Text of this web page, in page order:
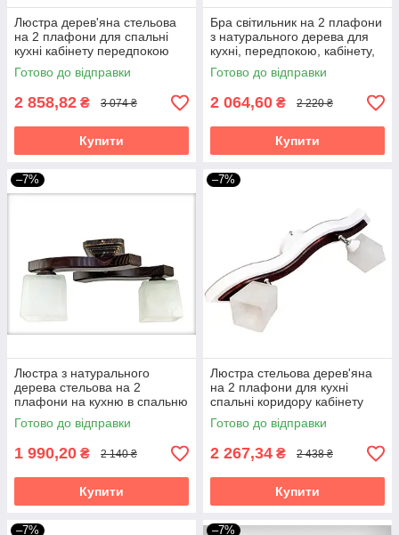
Люстра дерев'яна стельова
на 2 плафони для спальні
кухні кабінету передпокою
Ксена/2 венге-натуральна
Готово до відправки
2 858,82 ₴ 3 074 ₴
Купити
Бра світильник на 2 плафони
з натурального дерева для
кухні, передпокою, кабінету,
спальні Квадро/2
Готово до відправки
2 064,60 ₴ 2 220 ₴
Купити
–7%
Люстра з натурального
дерева стельова на 2
плафони на кухню в спальню
кабінет коридор кімнату
Хвилька/2 венге
Готово до відправки
1 990,20 ₴ 2 140 ₴
Купити
–7%
Люстра стельова дерев'яна
на 2 плафони для кухні
спальні коридору кабінету
кабінету передпокою Весна/2
біла-венге
Готово до відправки
2 267,34 ₴ 2 438 ₴
Купити
–7% –7%